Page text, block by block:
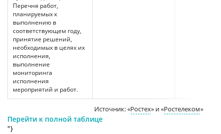
Перечня работ,
планируемых к
выполнению в
соответствующем году,
принятие решений,
необходимых в целях их
исполнения,
выполнение
мониторинга
исполнения
мероприятий и работ.
Источник: «Ростех» и «Ростелеком»
Перейти к полной таблице
"}